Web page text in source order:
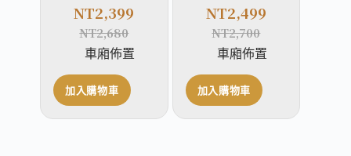
NT2,680
NT2,399
車廂佈置
加入購物車
NT2,700
NT2,499
車廂佈置
加入購物車